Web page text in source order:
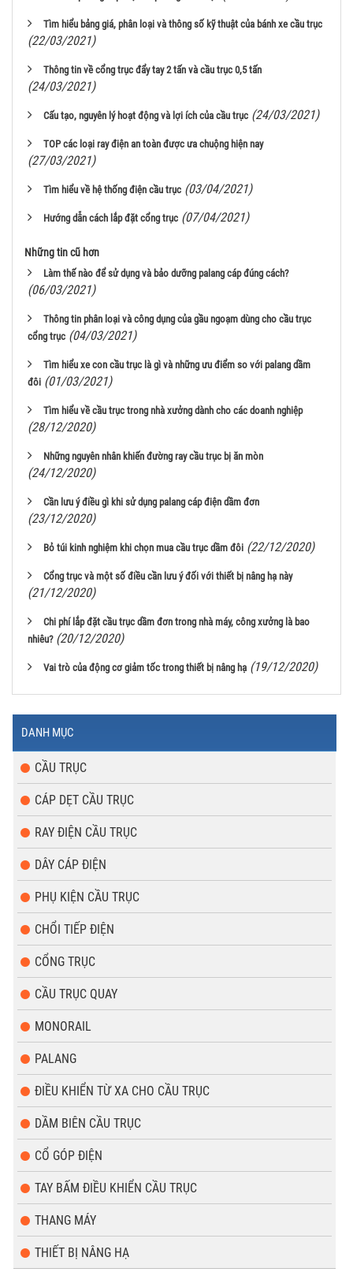
Tìm hiểu bảng giá, phân loại và thông số kỹ thuật của bánh xe cầu trục
(22/03/2021)
Thông tin về cổng trục đẩy tay 2 tấn và cầu trục 0,5 tấn
(24/03/2021)
Cấu tạo, nguyên lý hoạt động và lợi ích của cầu trục (24/03/2021)
TOP các loại ray điện an toàn được ưa chuộng hiện nay
(27/03/2021)
Tìm hiểu về hệ thống điện cầu trục (03/04/2021)
Hướng dẫn cách lắp đặt cổng trục (07/04/2021)
Những tin cũ hơn
Làm thế nào để sử dụng và bảo dưỡng palang cáp đúng cách?
(06/03/2021)
Thông tin phân loại và công dụng của gầu ngoạm dùng cho cầu trục
cổng trục (04/03/2021)
Tìm hiểu xe con cầu trục là gì và những ưu điểm so với palang dầm
đôi (01/03/2021)
Tìm hiểu về cầu trục trong nhà xưởng dành cho các doanh nghiệp
(28/12/2020)
Những nguyên nhân khiến đường ray cầu trục bị ăn mòn
(24/12/2020)
Cần lưu ý điều gì khi sử dụng palang cáp điện dầm đơn
(23/12/2020)
Bỏ túi kinh nghiệm khi chọn mua cầu trục dầm đôi (22/12/2020)
Cổng trục và một số điều cần lưu ý đối với thiết bị nâng hạ này
(21/12/2020)
Chi phí lắp đặt cầu trục dầm đơn trong nhà máy, công xưởng là bao
nhiêu? (20/12/2020)
Vai trò của động cơ giảm tốc trong thiết bị nâng hạ (19/12/2020)
DANH MỤC
CẦU TRỤC
CÁP DẸT CẦU TRỤC
RAY ĐIỆN CẦU TRỤC
DÂY CÁP ĐIỆN
PHỤ KIỆN CẦU TRỤC
CHỔI TIẾP ĐIỆN
CỔNG TRỤC
CẦU TRỤC QUAY
MONORAIL
PALANG
ĐIỀU KHIỂN TỪ XA CHO CẦU TRỤC
DẦM BIÊN CẦU TRỤC
CỔ GÓP ĐIỆN
TAY BẤM ĐIỀU KHIỂN CẦU TRỤC
THANG MÁY
THIẾT BỊ NÂNG HẠ